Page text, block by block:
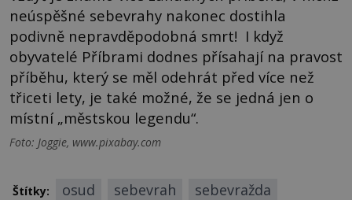
neúspěšné sebevrahy nakonec dostihla
podivně nepravděpodobná smrt! I když
obyvatelé Příbrami dodnes přísahají na pravost
příběhu, který se měl odehrát před více než
třiceti lety, je také možné, že se jedná jen o
místní „městskou legendu“.
Foto: Joggie, www.pixabay.com
Štítky: osud sebevrah sebevražda